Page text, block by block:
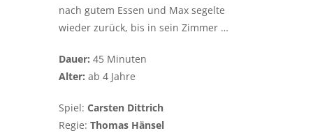
nach gutem Essen und Max segelte
wieder zurück, bis in sein Zimmer …
Dauer: 45 Minuten
Alter: ab 4 Jahre
Spiel: Carsten Dittrich
Regie: Thomas Hänsel